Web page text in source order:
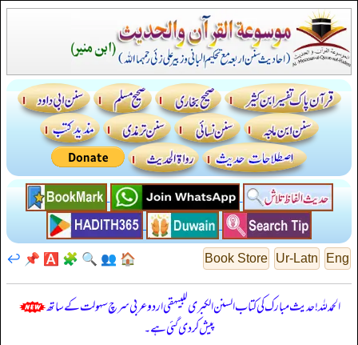
Eng
Ur-Latn
Book Store
🏠
👥
🔍
🧩
🅰️
📌
↩️
الحمدللہ! حدیث مبارک کی کتاب السنن الكبرى للبيهقي اردو عربی سرچ سہولت کے ساتھ
پیش کر دی گئی ہے۔